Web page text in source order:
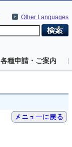
Other Languages
各種申請・ご案内